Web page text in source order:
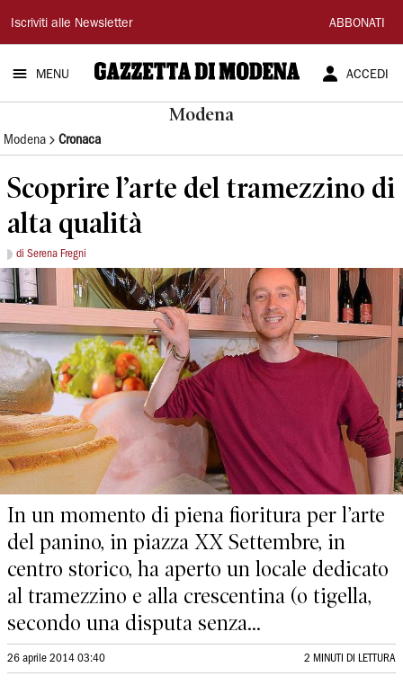
Gazzetta
di
Modena
Iscriviti alle Newsletter ABBONATI
MENU ACCEDI
Modena
Modena Cronaca
Scoprire l’arte del tramezzino di
alta qualità
di Serena Fregni
In un momento di piena fioritura per l’arte
del panino, in piazza XX Settembre, in
centro storico, ha aperto un locale dedicato
al tramezzino e alla crescentina (o tigella,
secondo una disputa senza...
26 aprile 2014 03:40 2 MINUTI DI LETTURA